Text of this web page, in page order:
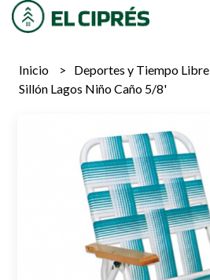
Inicio Deportes y Tiempo Libre
Sillón Lagos Niño Caño 5/8'